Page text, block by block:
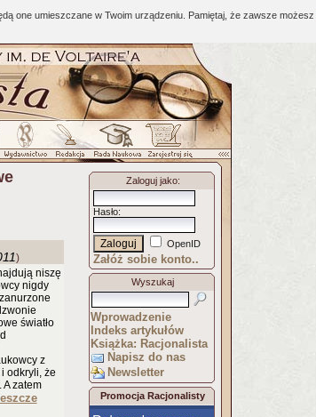
one umieszczane w Twoim urządzeniu. Pamiętaj, że zawsze możesz
)
niszę
nigdy
światło
z
odkryli, że
zatem
Zaloguj jako:
Hasło:
OpenID
Załóż sobie konto..
Wyszukaj
Wprowadzenie
Indeks artykułów
Książka: Racjonalista
Napisz do nas
Newsletter
Promocja Racjonalisty